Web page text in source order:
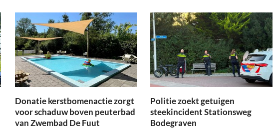
Donatie kerstbomenactie zorgt
voor schaduw boven peuterbad
van Zwembad De Fuut
Politie zoekt getuigen
steekincident Stationsweg
Bodegraven